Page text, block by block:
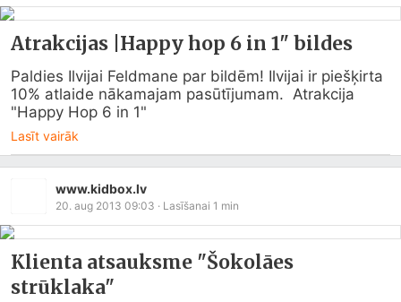
Atrakcijas |Happy hop 6 in 1" bildes
Paldies Ilvijai Feldmane par bildēm! Ilvijai ir piešķirta
10% atlaide nākamajam pasūtījumam.  Atrakcija
"Happy Hop 6 in 1"
Lasīt vairāk
www.kidbox.lv
20. aug 2013 09:03 · Lasīšanai 1 min
Klienta atsauksme "Šokolāes
strūklaka"